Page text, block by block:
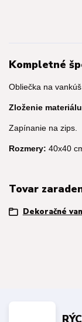
Kompletné
Obliečka na
Zloženie
Zapínanie na zips.
Rozmery: 40x40
Tovar
Dekoračné